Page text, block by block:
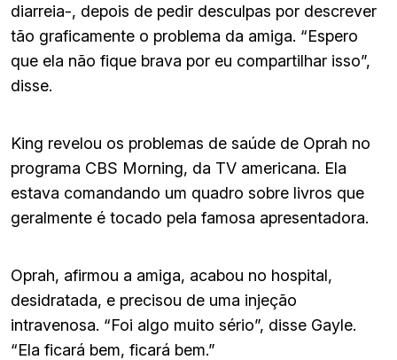
diarreia-, depois de pedir desculpas por descrever
tão graficamente o problema da amiga. “Espero
que ela não fique brava por eu compartilhar isso”,
disse.
King revelou os problemas de saúde de Oprah no
programa CBS Morning, da TV americana. Ela
estava comandando um quadro sobre livros que
geralmente é tocado pela famosa apresentadora.
Oprah, afirmou a amiga, acabou no hospital,
desidratada, e precisou de uma injeção
intravenosa. “Foi algo muito sério”, disse Gayle.
“Ela ficará bem, ficará bem.”